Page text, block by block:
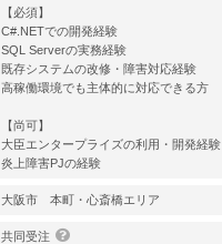
【必須】
C#.NETでの開発経験
SQL Serverの実務経験
既存システムの改修・障害対応経験
高稼働環境でも主体的に対応できる方
【尚可】
大臣エンタープライズの利用・開発経験
炎上障害PJの経験
大阪市 本町・心斎橋エリア
共同受注